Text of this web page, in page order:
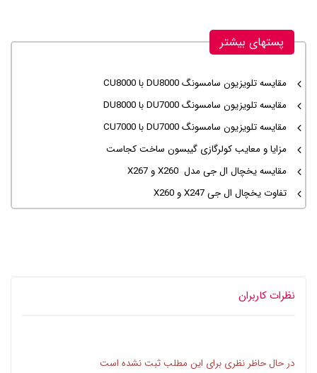
پستهای بیشتر
مقایسه تلویزیون سامسونگ DU8000 با CU8000
مقایسه تلویزیون سامسونگ DU7000 با DU8000
مقایسه تلویزیون سامسونگ DU7000 با CU7000
مزایا و معایب کولرگازی گیبسون ساخت کجاست
مقایسه یخچال ال جی مدل X260 و X267
تفاوت یخچال ال جی X247 و X260
نظرات کاربران
در حال حاظر نظری برای این مطلب ثبت نشده است